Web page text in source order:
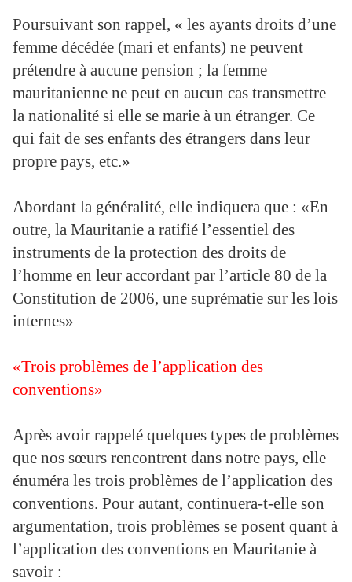
Poursuivant son rappel, « les ayants droits d’une
femme décédée (mari et enfants) ne peuvent
prétendre à aucune pension ; la femme
mauritanienne ne peut en aucun cas transmettre
la nationalité si elle se marie à un étranger. Ce
qui fait de ses enfants des étrangers dans leur
propre pays, etc.»
Abordant la généralité, elle indiquera que : «En
outre, la Mauritanie a ratifié l’essentiel des
instruments de la protection des droits de
l’homme en leur accordant par l’article 80 de la
Constitution de 2006, une suprématie sur les lois
internes»
«Trois problèmes de l’application des
conventions»
Après avoir rappelé quelques types de problèmes
que nos sœurs rencontrent dans notre pays, elle
énuméra les trois problèmes de l’application des
conventions. Pour autant, continuera-t-elle son
argumentation, trois problèmes se posent quant à
l’application des conventions en Mauritanie à
savoir :